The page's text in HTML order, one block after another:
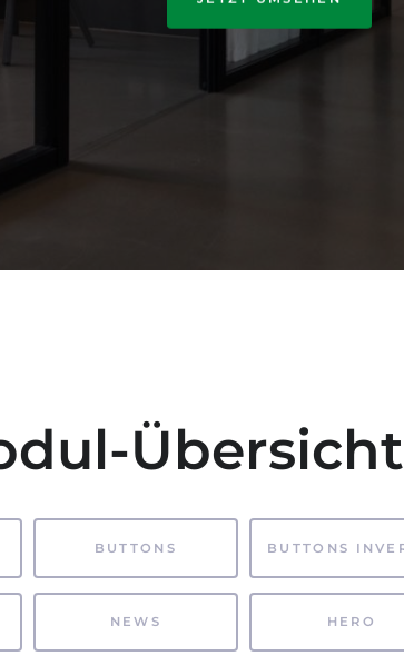
Übersicht
BUTTONS
NEWS HERO